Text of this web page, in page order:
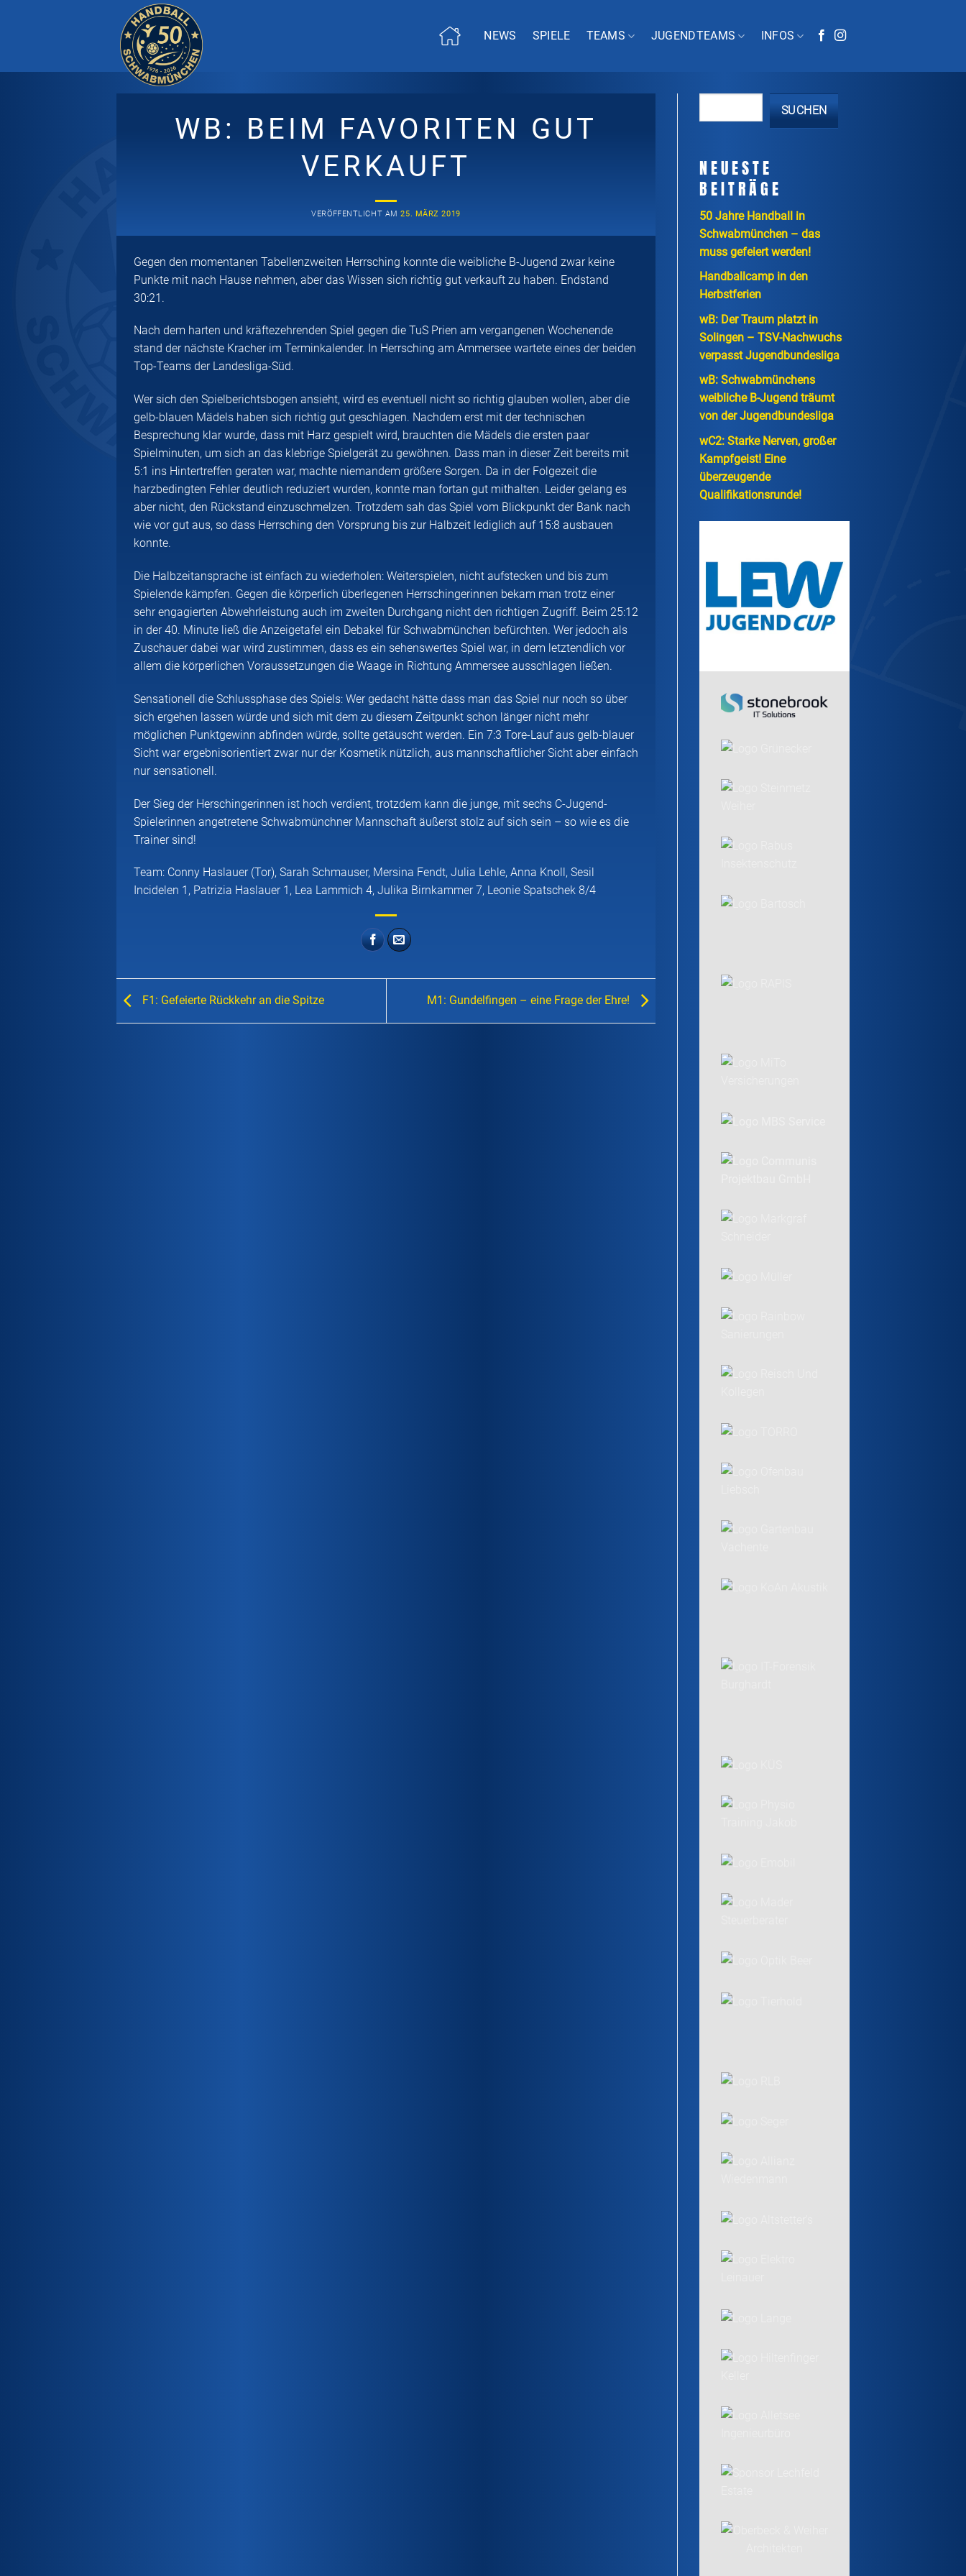
NEWS SPIELE TEAMS JUGENDTEAMS INFOS
WB: BEIM FAVORITEN GUT
VERKAUFT
VERÖFFENTLICHT AM25. MÄRZ 2019
Gegen den momentanen Tabellenzweiten Herrsching konnte die weibliche B-Jugend zwar keine
Punkte mit nach Hause nehmen, aber das Wissen sich richtig gut verkauft zu haben. Endstand
30:21.
Nach dem harten und kräftezehrenden Spiel gegen die TuS Prien am vergangenen Wochenende
stand der nächste Kracher im Terminkalender. In Herrsching am Ammersee wartete eines der beiden
Top-Teams der Landesliga-Süd.
Wer sich den Spielberichtsbogen ansieht, wird es eventuell nicht so richtig glauben wollen, aber die
gelb-blauen Mädels haben sich richtig gut geschlagen. Nachdem erst mit der technischen
Besprechung klar wurde, dass mit Harz gespielt wird, brauchten die Mädels die ersten paar
Spielminuten, um sich an das klebrige Spielgerät zu gewöhnen. Dass man in dieser Zeit bereits mit
5:1 ins Hintertreffen geraten war, machte niemandem größere Sorgen. Da in der Folgezeit die
harzbedingten Fehler deutlich reduziert wurden, konnte man fortan gut mithalten. Leider gelang es
aber nicht, den Rückstand einzuschmelzen. Trotzdem sah das Spiel vom Blickpunkt der Bank nach
wie vor gut aus, so dass Herrsching den Vorsprung bis zur Halbzeit lediglich auf 15:8 ausbauen
konnte.
Die Halbzeitansprache ist einfach zu wiederholen: Weiterspielen, nicht aufstecken und bis zum
Spielende kämpfen. Gegen die körperlich überlegenen Herrschingerinnen bekam man trotz einer
sehr engagierten Abwehrleistung auch im zweiten Durchgang nicht den richtigen Zugriff. Beim 25:12
in der 40. Minute ließ die Anzeigetafel ein Debakel für Schwabmünchen befürchten. Wer jedoch als
Zuschauer dabei war wird zustimmen, dass es ein sehenswertes Spiel war, in dem letztendlich vor
allem die körperlichen Voraussetzungen die Waage in Richtung Ammersee ausschlagen ließen.
Sensationell die Schlussphase des Spiels: Wer gedacht hätte dass man das Spiel nur noch so über
sich ergehen lassen würde und sich mit dem zu diesem Zeitpunkt schon länger nicht mehr
möglichen Punktgewinn abfinden würde, sollte getäuscht werden. Ein 7:3 Tore-Lauf aus gelb-blauer
Sicht war ergebnisorientiert zwar nur der Kosmetik nützlich, aus mannschaftlicher Sicht aber einfach
nur sensationell.
Der Sieg der Herschingerinnen ist hoch verdient, trotzdem kann die junge, mit sechs C-Jugend-
Spielerinnen angetretene Schwabmünchner Mannschaft äußerst stolz auf sich sein – so wie es die
Trainer sind!
Team: Conny Haslauer (Tor), Sarah Schmauser, Mersina Fendt, Julia Lehle, Anna Knoll, Sesil
Incidelen 1, Patrizia Haslauer 1, Lea Lammich 4, Julika Birnkammer 7, Leonie Spatschek 8/4
F1: Gefeierte Rückkehr an die Spitze M1: Gundelfingen – eine Frage der Ehre!
SUCHEN
NEUESTE
BEITRÄGE
50 Jahre Handball in
Schwabmünchen – das
muss gefeiert werden!
Handballcamp in den
Herbstferien
wB: Der Traum platzt in
Solingen – TSV-Nachwuchs
verpasst Jugendbundesliga
wB: Schwabmünchens
weibliche B-Jugend träumt
von der Jugendbundesliga
wC2: Starke Nerven, großer
Kampfgeist! Eine
überzeugende
Qualifikationsrunde!